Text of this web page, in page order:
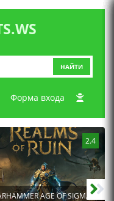
НАЙТИ
Форма входа
2.4
AGE OF SIGMAR: